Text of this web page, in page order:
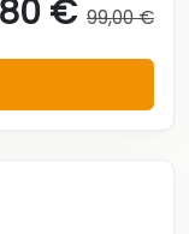
€ 99,00 €